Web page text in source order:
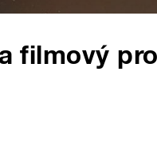
filmový